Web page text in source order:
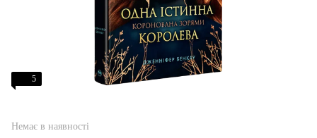
5
Немає в наявності